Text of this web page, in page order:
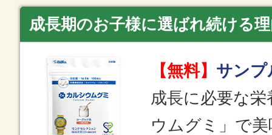
成長期のお子様に選ばれ続ける
【無料】 サンプ
成長に必要な
ウムグミ」で